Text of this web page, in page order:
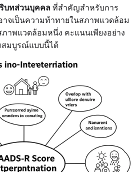
บทส่วนบุคคล ที่สำคัญสำหรับการ
จเป็นความท้าทายในสภาพแวดล้อม
าพแวดล้อมหนึ่ง คะแนนเพียงอย่าง
สมบูรณ์แบบนี้ได้